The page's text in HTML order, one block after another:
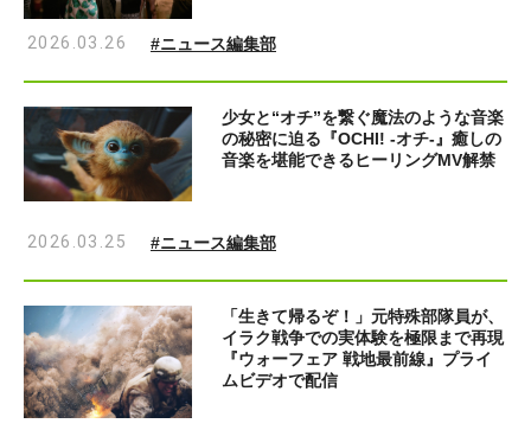
2026.03.26 #ニュース編集部
少女と“オチ”を繋ぐ魔法のような音楽
の秘密に迫る『OCHI! -オチ-』癒しの
音楽を堪能できるヒーリングMV解禁
2026.03.25 #ニュース編集部
「生きて帰るぞ！」元特殊部隊員が、
イラク戦争での実体験を極限まで再現
『ウォーフェア 戦地最前線』プライ
ムビデオで配信